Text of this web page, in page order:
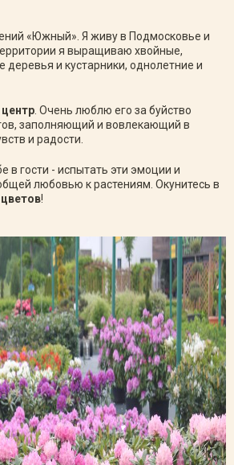
«Южный». Я живу в Подмосковье и
я выращиваю хвойные,
деревья и кустарники, однолетние и
. Очень люблю его за буйство
заполняющий и вовлекающий в
и радости.
в гости - испытать эти эмоции и
любовью к растениям. Окунитесь в
!